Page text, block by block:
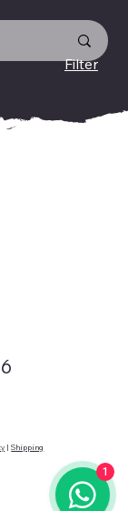
Filter
|Shipping
1